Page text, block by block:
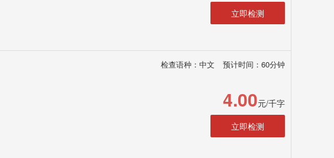
立即检测
检查语种：中文 预计时间：60分钟
4.00元/千字
立即检测